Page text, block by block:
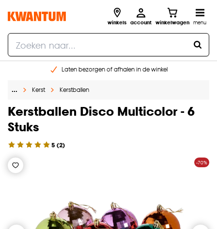
winkels account winkelwagen menu
Laten bezorgen of afhalen in de winkel
Gratis raam advies en inmeten aan huis
… Kerst Kerstballen
Kerstballen Disco Multicolor - 6
Stuks
5 (2)
-70%